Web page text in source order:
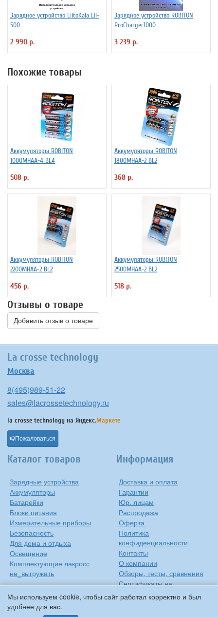
Мы используем cookie, чтобы сайт работал корректно и был
удобнее для вас.
Зарядное устройство LiitoKala Lii-
500
2 990 р.
Зарядное устройство ROBITON
ProCharger1000
3 239 р.
Похожие товары
Аккумуляторы ROBITON
1000MHAA-4 BL4
508 р.
Аккумуляторы ROBITON
1800MHAA-2 BL2
368 р.
Аккумуляторы ROBITON
2200MHAA-2 BL2
456 р.
Аккумуляторы ROBITON
2500MHAA-2 BL2
518 р.
Отзывы о товаре
Добавить отзыв о товаре
La crosse technology
Москва
8(495)989-51-22
sales@lacrossetechnology.ru
la crosse technology на Яндекс.Маркете
Пожаловаться
Каталог товаров
Зарядные устройства
Аккумуляторы
Батарейки
Блоки питания
Измерительные приборы
Безопасность
Для дома и отдыха
Освещение
Комплектующие лакросс
не_выгружать
Информация
Доставка и оплата
Гарантии
Юр. лицам
Распродажа
Оферта
Политика
конфиденциальности
Контакты
О компании
Обзоры, тесты, сравнения
Сертификаты на
продукцию
Инструкции на русском